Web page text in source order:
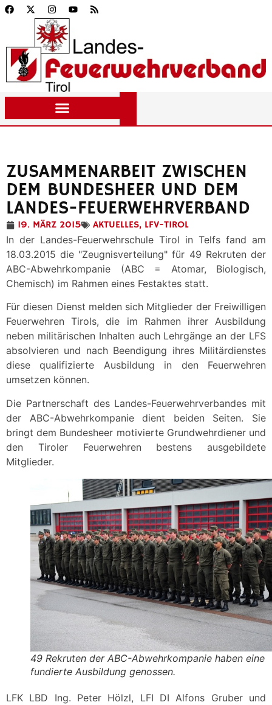
ZUSAMMENARBEIT ZWISCHEN
DEM BUNDESHEER UND DEM
LANDES-FEUERWEHRVERBAND
19. MÄRZ 2015 AKTUELLES, LFV-TIROL
In der Landes-Feuerwehrschule Tirol in Telfs fand am
18.03.2015 die "Zeugnisverteilung" für 49 Rekruten der
ABC-Abwehrkompanie (ABC = Atomar, Biologisch,
Chemisch) im Rahmen eines Festaktes statt.
Für diesen Dienst melden sich Mitglieder der Freiwilligen
Feuerwehren Tirols, die im Rahmen ihrer Ausbildung
neben militärischen Inhalten auch Lehrgänge an der LFS
absolvieren und nach Beendigung ihres Militärdienstes
diese qualifizierte Ausbildung in den Feuerwehren
umsetzen können.
Die Partnerschaft des Landes-Feuerwehrverbandes mit
der ABC-Abwehrkompanie dient beiden Seiten. Sie
bringt dem Bundesheer motivierte Grundwehrdiener und
den Tiroler Feuerwehren bestens ausgebildete
Mitglieder.
49 Rekruten der ABC-Abwehrkompanie haben eine
fundierte Ausbildung genossen.
LFK LBD Ing. Peter Hölzl, LFI DI Alfons Gruber und